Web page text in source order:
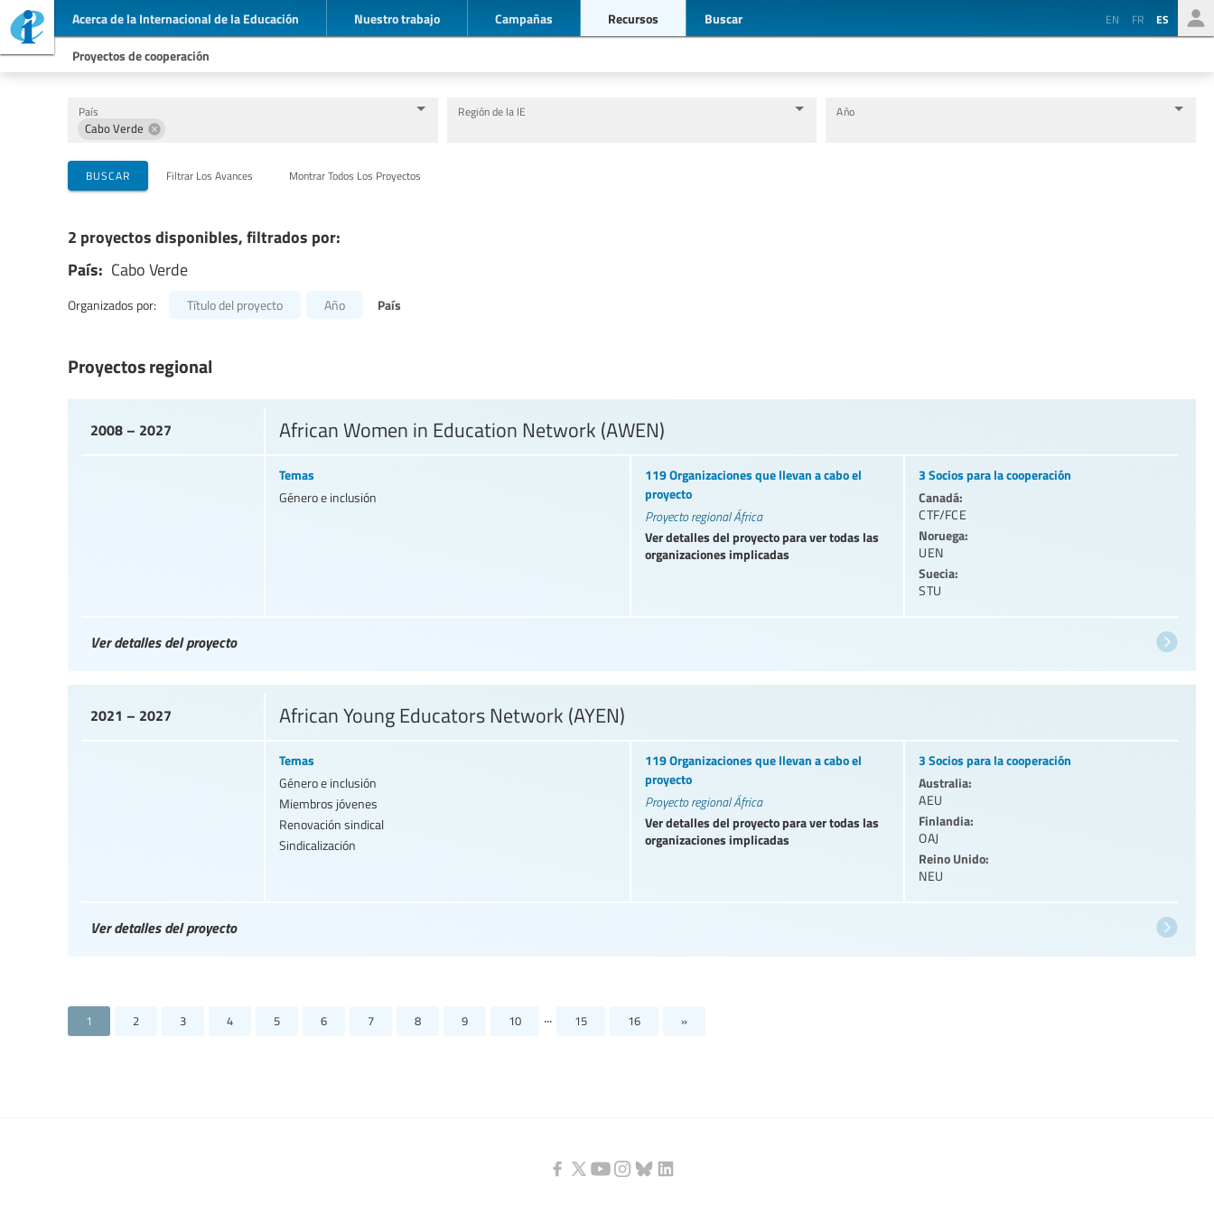
Acerca de la Internacional de la Educación Nuestro trabajo Campañas Recursos Buscar EN FR ES
Proyectos de cooperación
País
Cabo Verde
Región de la IE Año
Organizaciones que llevan a cabo el proyecto
BUSCAR Filtrar Los Avances Montrar Todos Los Proyectos
2 proyectos disponibles, filtrados por:
País: Cabo Verde
Organizados por: Título del proyecto Año País
Proyectos regional
2008 – 2027 African Women in Education Network (AWEN)
Temas
Género e inclusión
119 Organizaciones que llevan a cabo el
proyecto
Proyecto regional África
Ver detalles del proyecto para ver todas las
organizaciones implicadas
3 Socios para la cooperación
Canadá:
CTF/FCE
Noruega:
UEN
Suecia:
STU
Ver detalles del proyecto
2021 – 2027 African Young Educators Network (AYEN)
Temas
Género e inclusión
Miembros jóvenes
Renovación sindical
Sindicalización
119 Organizaciones que llevan a cabo el
proyecto
Proyecto regional África
Ver detalles del proyecto para ver todas las
organizaciones implicadas
3 Socios para la cooperación
Australia:
AEU
Finlandia:
OAJ
Reino Unido:
NEU
Ver detalles del proyecto
1 2 3 4 5 6 7 8 9 10 ... 15 16 »